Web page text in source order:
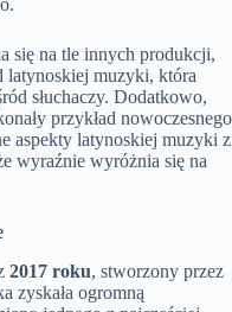
się na tle innych produkcji,
latynoskiej muzyki, która
słuchaczy. Dodatkowo,
przykład nowoczesnego
aspekty latynoskiej muzyki z
wyraźnie wyróżnia się na
2017 roku, stworzony przez
zyskała ogromną